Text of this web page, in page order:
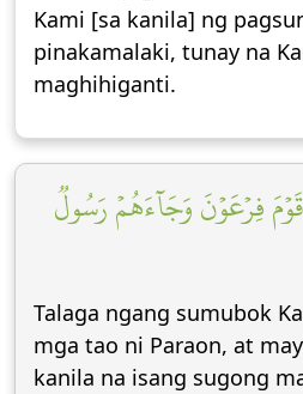
Kami [sa kanila] ng
pinakamalaki, tunay na
maghihiganti.
فِرۡعَوۡنَ وَجَآءَهُمۡ رَسُولٞ
Talaga ngang sumubok
mga tao ni Paraon, at
kanila na isang sugong